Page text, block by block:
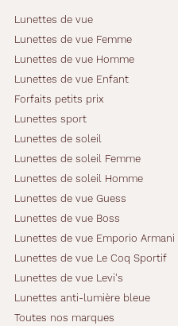
u
s
Dimensions
de
la
monture
mm
mm
Lunettes de vue
Lunettes de vue Femme
Lunettes de vue Homme
Lunettes de vue Enfant
Forfaits petits prix
Lunettes sport
Lunettes de soleil
Lunettes de soleil Femme
Lunettes de soleil Homme
Lunettes de vue Guess
Lunettes de vue Boss
Lunettes de vue Emporio Armani
Lunettes de vue Le Coq Sportif
Lunettes de vue Levi's
Lunettes anti-lumière bleue
Toutes nos marques